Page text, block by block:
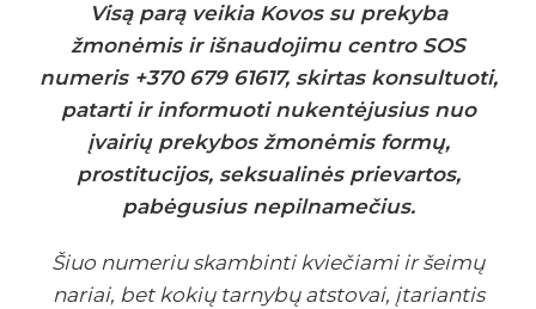
Visą parą veikia Kovos su prekyba
žmonėmis ir išnaudojimu centro SOS
numeris +370 679 61617, skirtas konsultuoti,
patarti ir informuoti nukentėjusius nuo
įvairių prekybos žmonėmis formų,
prostitucijos, seksualinės prievartos,
pabėgusius nepilnamečius.
Šiuo numeriu skambinti kviečiami ir šeimų
nariai, bet kokių tarnybų atstovai, įtariantis